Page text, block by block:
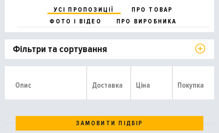
УСІ ПРОПОЗИЦІЇ
ПРО ТОВАР
ФОТО І ВІДЕО
ПРО ВИРОБНИКА
Фільтри та сортування
Опис Доставка Ціна Покупка
ЗАМОВИТИ ПІДБІР